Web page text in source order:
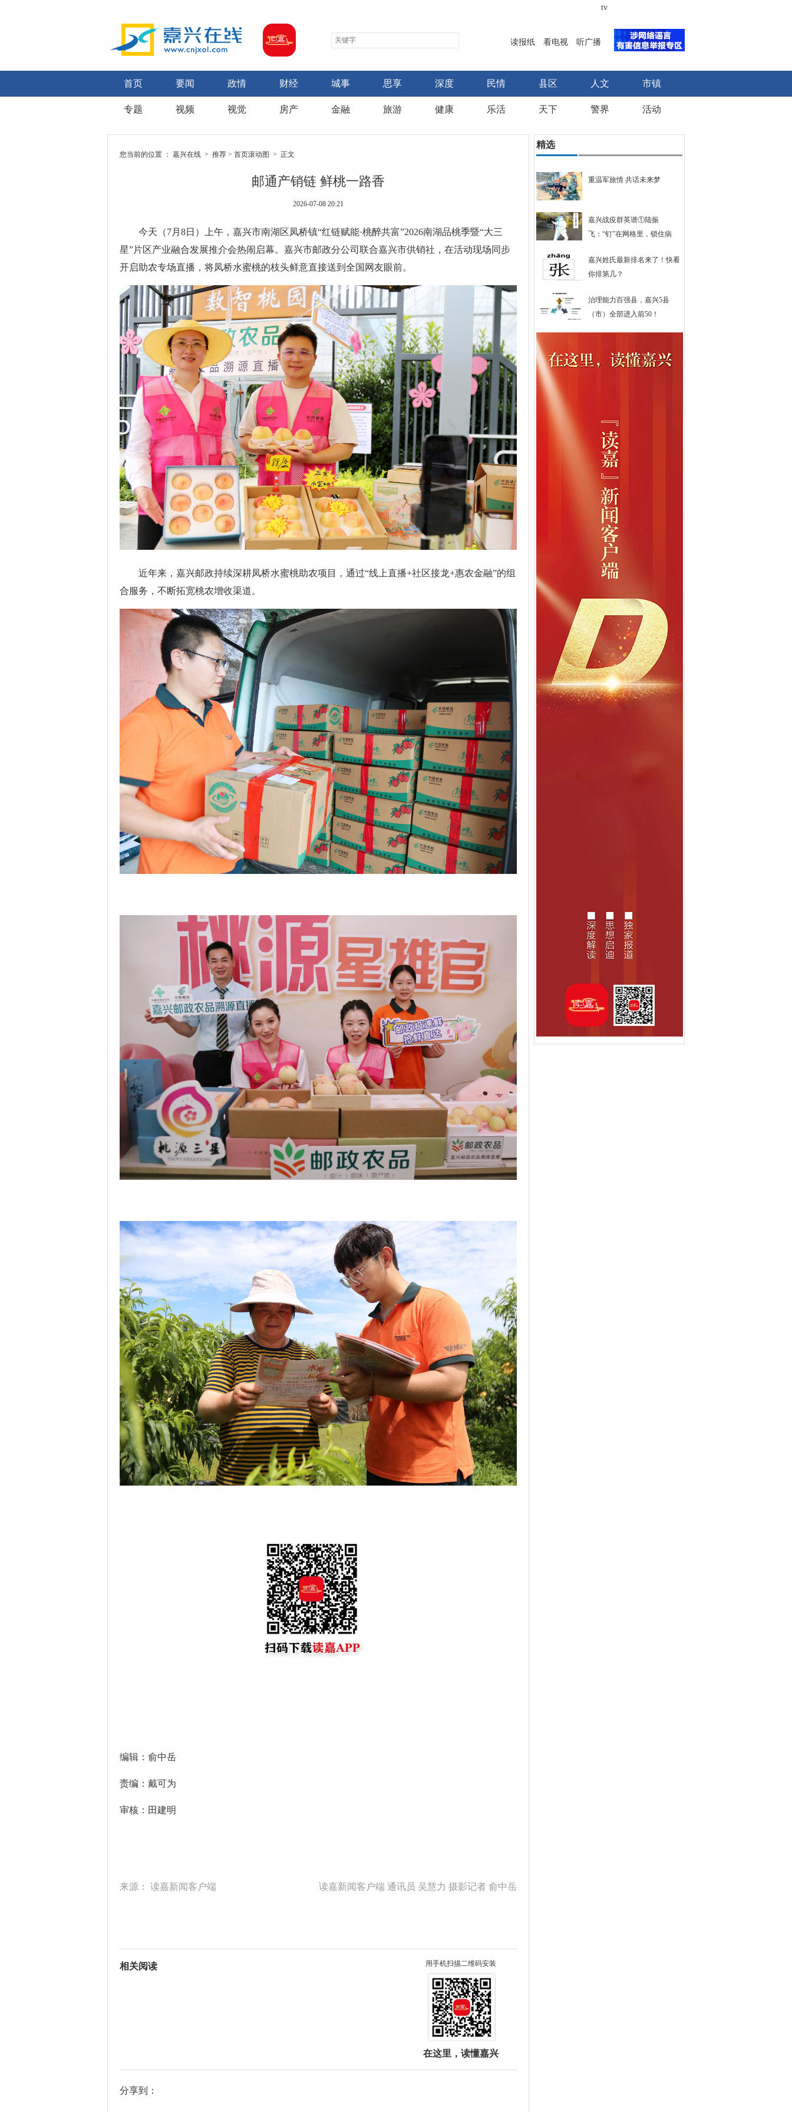
tv
读报纸 看电视 听广播
首页 要闻 政情 财经 城事 思享 深度 民情 县区 人文 市镇
专题 视频 视觉 房产 金融 旅游 健康 乐活 天下 警界 活动
您当前的位置 ： 嘉兴在线 > 推荐 > 首页滚动图 > 正文
邮通产销链 鲜桃一路香
2026-07-08 20:21
今天（7月8日）上午，嘉兴市南湖区凤桥镇“红链赋能·桃醉共富”2026南湖品桃季暨“大三
星”片区产业融合发展推介会热闹启幕。嘉兴市邮政分公司联合嘉兴市供销社，在活动现场同步
开启助农专场直播，将凤桥水蜜桃的枝头鲜意直接送到全国网友眼前。
近年来，嘉兴邮政持续深耕凤桥水蜜桃助农项目，通过“线上直播+社区接龙+惠农金融”的组
合服务，不断拓宽桃农增收渠道。
编辑：俞中岳
责编：戴可为
审核：田建明
来源： 读嘉新闻客户端 读嘉新闻客户端 通讯员 吴慧力 摄影记者 俞中岳
用手机扫描二维码安装
在这里，读懂嘉兴
相关阅读
分享到：
精选
重温军旅情 共话未来梦
嘉兴战疫群英谱①陆振
飞：“钉”在网格里，锁住病
嘉兴姓氏最新排名来了！快看
你排第几？
治理能力百强县，嘉兴5县
（市）全部进入前50！